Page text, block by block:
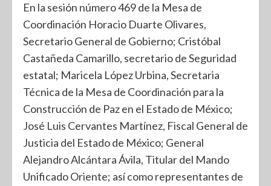
En la sesión número 469 de la Mesa de
Coordinación Horacio Duarte Olivares,
Secretario General de Gobierno; Cristóbal
Castañeda Camarillo, secretario de Seguridad
estatal; Maricela López Urbina, Secretaria
Técnica de la Mesa de Coordinación para la
Construcción de Paz en el Estado de México;
José Luis Cervantes Martínez, Fiscal General de
Justicia del Estado de México; General
Alejandro Alcántara Ávila, Titular del Mando
Unificado Oriente; así como representantes de